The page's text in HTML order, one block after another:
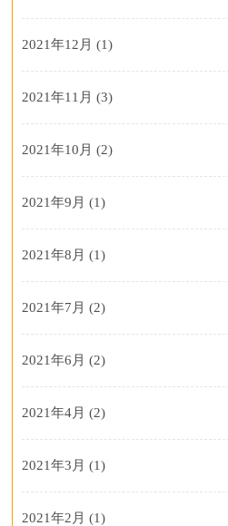
2021年12月 (1)
2021年11月 (3)
2021年10月 (2)
2021年9月 (1)
2021年8月 (1)
2021年7月 (2)
2021年6月 (2)
2021年4月 (2)
2021年3月 (1)
2021年2月 (1)